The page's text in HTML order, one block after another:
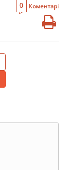
0 Коментарі